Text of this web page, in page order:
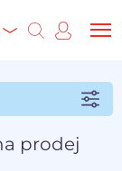
prodej